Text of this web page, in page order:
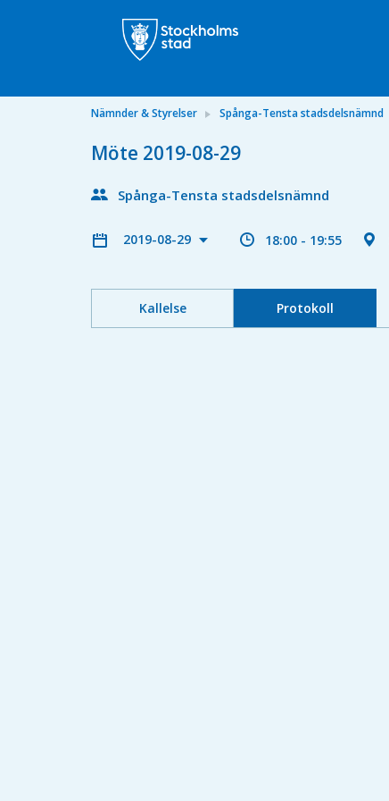
Nämnder & Styrelser Spånga-Tensta stadsdelsnämnd
Möte 2019-08-29
Spånga-Tensta stadsdelsnämnd
2019-08-29 18:00 - 19:55
Kallelse Protokoll